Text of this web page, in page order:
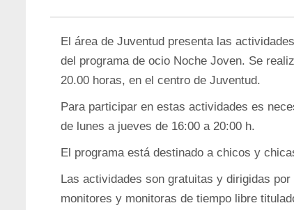
El área de Juventud presenta las
del programa de ocio Noche Joven. Se
20.00 horas, en el centro de Juventud.
Para participar en estas actividades es
de lunes a jueves de 16:00 a 20:00 h.
El programa está destinado a chicos y
Las actividades son gratuitas y dirigidas
monitores y monitoras de tiempo libre